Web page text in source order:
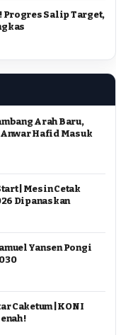
Progres Salip Target,
Arah Baru,
Hafid Masuk
| Mesin Cetak
Dipanaskan
Yansen Pongi
Caketum | KONI
!